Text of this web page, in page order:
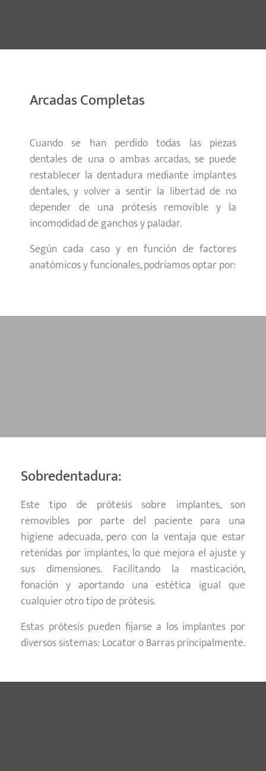
Arcadas Completas
Cuando se han perdido todas las piezas
dentales de una o ambas arcadas, se puede
restablecer la dentadura mediante implantes
dentales, y volver a sentir la libertad de no
depender de una prótesis removible y la
incomodidad de ganchos y paladar.
Según cada caso y en función de factores
anatómicos y funcionales, podríamos optar por:
Sobredentadura:
Este tipo de prótesis sobre implantes, son
removibles por parte del paciente para una
higiene adecuada, pero con la ventaja que estar
retenidas por implantes, lo que mejora el ajuste y
sus dimensiones. Facilitando la masticación,
fonación y aportando una estética igual que
cualquier otro tipo de prótesis.
Estas prótesis pueden fijarse a los implantes por
diversos sistemas: Locator o Barras principalmente.